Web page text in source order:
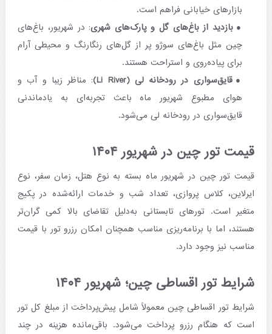
بازارهای خیابانی فراهم است.
بازدید از باغ‌های گل و پارک‌های شهری: در شهریور، باغ‌های
چین مثل باغ‌های سوژو پر از گل‌های رنگارنگ و محیطی آرام
برای پیاده‌روی و استراحت هستند.
قایق‌سواری در رودخانه لی (Li River)
: مناظر زیبا و آب و
هوای مطبوع شهریور ماه باعث تجربه‌ای به یادماندنی
قایق‌سواری در رودخانه لی می‌شود.
قیمت تور چین در شهریور ۱۴۰۴
قیمت تور چین در شهریور ماه بسته به نوع هتل، زمان سفر، نوع
ایرلاین، کلاس پروازی، تعداد شب و خدمات ارائه‌شده در پکیج
متغیر است. تورهای تابستانی به‌دلیل تقاضای بالا کمی گران‌تر
هستند، اما با برنامه‌ریزی مناسب همچنان امکان رزرو تور با قیمت
مناسب نیز وجود دارد.
شرایط تور اقساطی چین؛ شهریور ۱۴۰۴
شرایط تور اقساطی چین معمولاً شامل پیش‌پرداخت از مبلغ کل تور
است که هنگام رزرو پرداخت می‌شود. باقی‌مانده هزینه در چند